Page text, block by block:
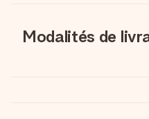
Modalités de